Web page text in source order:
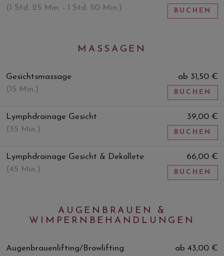
(1 Std. 25 Min. - 1 Std. 50 Min.)
BUCHEN
MASSAGEN
Gesichtsmassage
(15 Min.)
ab 31,50 €
BUCHEN
Lymphdrainage Gesicht
(35 Min.)
39,00 €
BUCHEN
Lymphdrainage Gesicht & Dekollete
(45 Min.)
66,00 €
BUCHEN
AUGENBRAUEN &
WIMPERNBEHANDLUNGEN
Augenbrauenlifting/Browlifting
ab 43,00 €